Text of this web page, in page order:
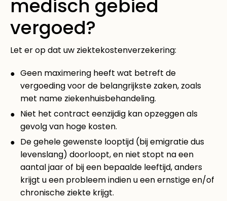
medisch gebied
vergoed?
Let er op dat uw ziektekostenverzekering:
Geen maximering heeft wat betreft de
vergoeding voor de belangrijkste zaken, zoals
met name ziekenhuisbehandeling.
Niet het contract eenzijdig kan opzeggen als
gevolg van hoge kosten.
De gehele gewenste looptijd (bij emigratie dus
levenslang) doorloopt, en niet stopt na een
aantal jaar of bij een bepaalde leeftijd, anders
krijgt u een probleem indien u een ernstige en/of
chronische ziekte krijgt.